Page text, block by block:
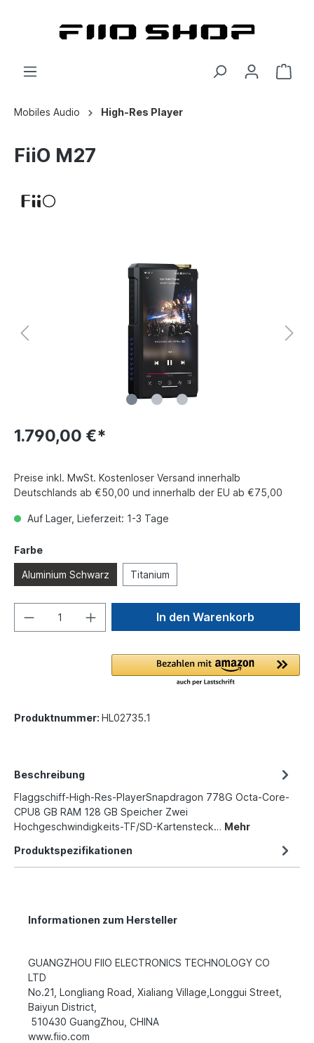
Mobiles Audio High-Res Player
FiiO M27
1.790,00 €*
Preise inkl. MwSt. Kostenloser Versand innerhalb
Deutschlands ab €50,00 und innerhalb der EU ab €75,00
Auf Lager, Lieferzeit: 1-3 Tage
Farbe
Aluminium Schwarz Titanium
In den Warenkorb
Produktnummer: HL02735.1
Beschreibung
Flaggschiff-High-Res-PlayerSnapdragon 778G Octa-Core-
CPU8 GB RAM 128 GB Speicher Zwei
Hochgeschwindigkeits-TF/SD-Kartensteck… Mehr
Produktspezifikationen
Informationen zum Hersteller
GUANGZHOU FIIO ELECTRONICS TECHNOLOGY CO
LTD
No.21, Longliang Road, Xialiang Village,Longgui Street,
Baiyun District,
510430 GuangZhou, CHINA
www.fiio.com